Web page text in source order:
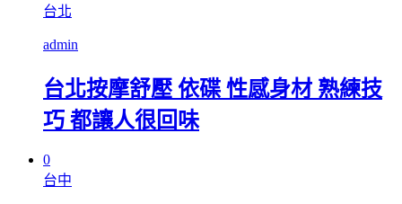
台北
admin
台北按摩舒壓 依碟 性感身材 熟練技
巧 都讓人很回味
0
台中